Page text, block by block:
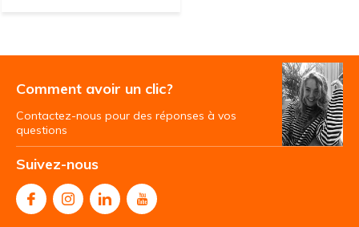
Comment avoir un clic?
Contactez-nous pour des réponses à vos
questions
Suivez-nous